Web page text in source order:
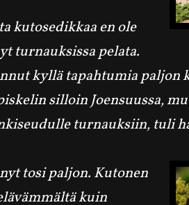
kutosedikkaa en ole
turnauksissa pelata.
kyllä tapahtumia paljon
silloin Joensuussa,
turnauksiin, tuli
tosi paljon. Kutonen
kuin